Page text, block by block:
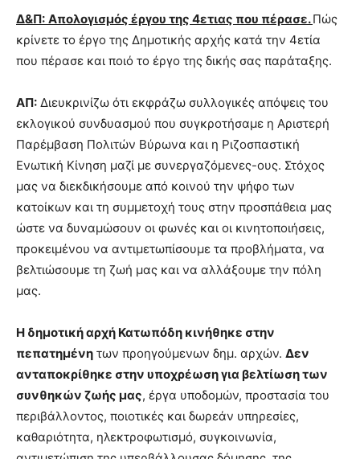
teaches
you
meaning
pain.
pornhun
hd
porn
Δ&Π: Απολογισμός έργου της 4ετιας που πέρασε.Πώς
κρίνετε το έργο της Δημοτικής αρχής κατά την 4ετία
που πέρασε και ποιό το έργο της δικής σας παράταξης.
ΑΠ: Διευκρινίζω ότι εκφράζω συλλογικές απόψεις του
εκλογικού συνδυασμού που συγκροτήσαμε η Αριστερή
Παρέμβαση Πολιτών Βύρωνα και η Ριζοσπαστική
Ενωτική Κίνηση μαζί με συνεργαζόμενες-ους. Στόχος
μας να διεκδικήσουμε από κοινού την ψήφο των
κατοίκων και τη συμμετοχή τους στην προσπάθεια μας
ώστε να δυναμώσουν οι φωνές και οι κινητοποιήσεις,
προκειμένου να αντιμετωπίσουμε τα προβλήματα, να
βελτιώσουμε τη ζωή μας και να αλλάξουμε την πόλη
μας.
Η δημοτική αρχή Κατωπόδη κινήθηκε στην
πεπατημένη των προηγούμενων δημ. αρχών. Δεν
ανταποκρίθηκε στην υποχρέωση για βελτίωση των
συνθηκών ζωής μας, έργα υποδομών, προστασία του
περιβάλλοντος, ποιοτικές και δωρεάν υπηρεσίες,
καθαριότητα, ηλεκτροφωτισμό, συγκοινωνία,